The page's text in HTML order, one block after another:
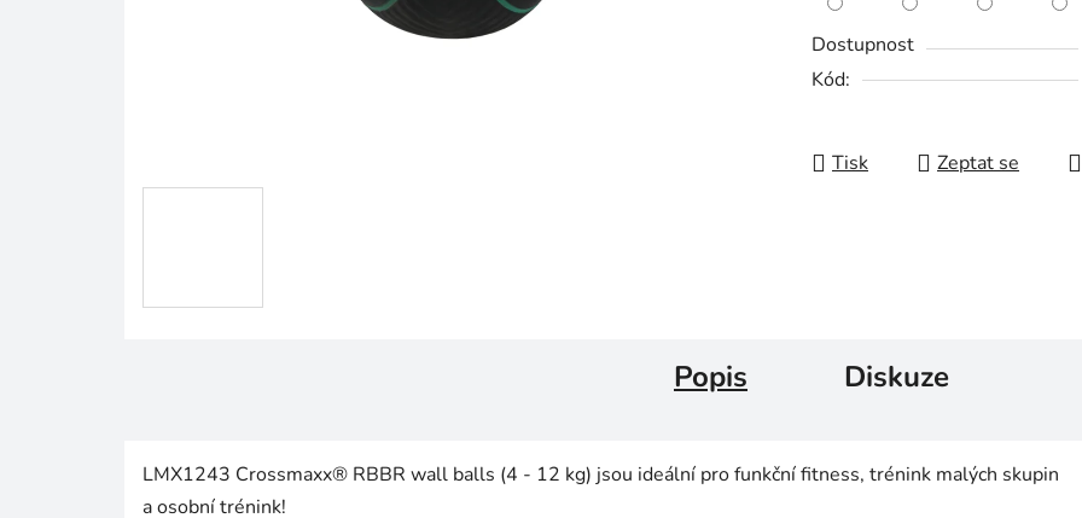
Dostupnost
Kód:
Tisk Zeptat se
Popis Diskuze
LMX1243 Crossmaxx® RBBR wall balls (4 - 12 kg) jsou ideální pro funkční fitness, trénink malých skupin
a osobní trénink!